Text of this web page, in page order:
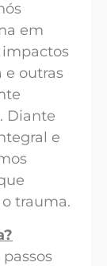
em
e outras
Diante
e
trauma.